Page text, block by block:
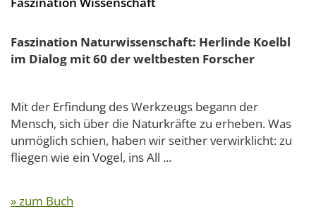
Faszination Naturwissenschaft: Herlinde Koelbl
im Dialog mit 60 der weltbesten Forscher
Mit der Erfindung des Werkzeugs begann der
Mensch, sich über die Naturkräfte zu erheben. Was
unmöglich schien, haben wir seither verwirklicht: zu
fliegen wie ein Vogel, ins All ...
» zum Buch